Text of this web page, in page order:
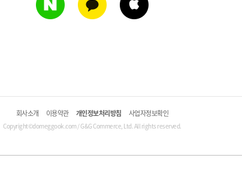
회사소개 이용약관 개인정보처리방침 사업자정보확인
Copyright©domeggook.com / G&G Commerce, Ltd. All rights reserved.